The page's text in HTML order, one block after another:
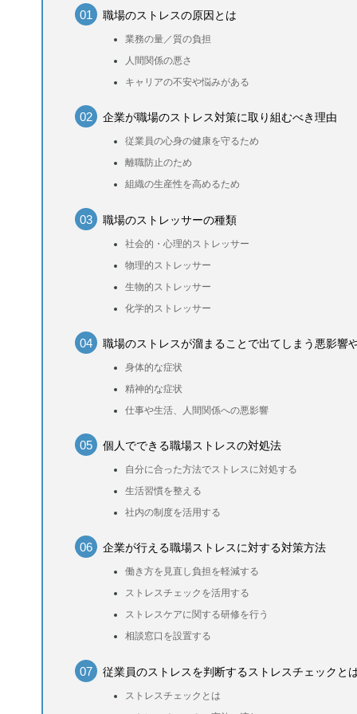
職場のストレスの原因とは
業務の量／質の負担
人間関係の悪さ
キャリアの不安や悩みがある
企業が職場のストレス対策に取り組むべき理由
従業員の心身の健康を守るため
離職防止のため
組織の生産性を高めるため
職場のストレッサーの種類
社会的・心理的ストレッサー
物理的ストレッサー
生物的ストレッサー
化学的ストレッサー
職場のストレスが溜まることで出てしまう悪影響
身体的な症状
精神的な症状
仕事や生活、人間関係への悪影響
個人でできる職場ストレスの対処法
自分に合った方法でストレスに対処する
生活習慣を整える
社内の制度を活用する
企業が行える職場ストレスに対する対策方法
働き方を見直し負担を軽減する
ストレスチェックを活用する
ストレスケアに関する研修を行う
相談窓口を設置する
従業員のストレスを判断するストレスチェックと
ストレスチェックとは